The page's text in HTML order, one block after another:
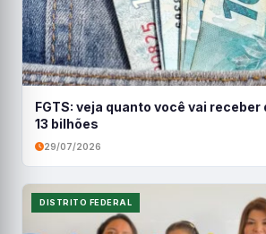
FGTS: veja quanto você vai receber
13 bilhões
29/07/2026
DISTRITO FEDERAL